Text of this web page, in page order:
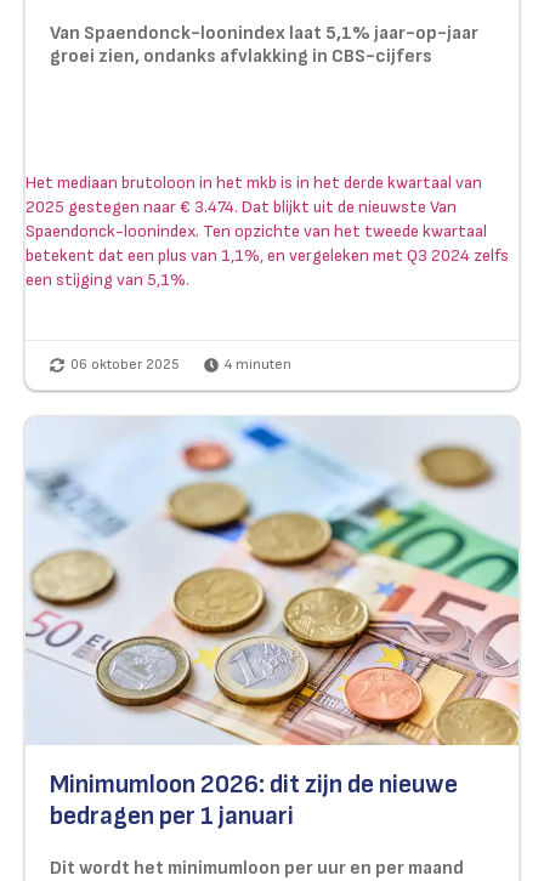
Van Spaendonck-loonindex laat 5,1% jaar-op-jaar
groei zien, ondanks afvlakking in CBS-cijfers
Het mediaan brutoloon in het mkb is in het derde kwartaal van
2025 gestegen naar € 3.474. Dat blijkt uit de nieuwste Van
Spaendonck-loonindex. Ten opzichte van het tweede kwartaal
betekent dat een plus van 1,1%, en vergeleken met Q3 2024 zelfs
een stijging van 5,1%.
06 oktober 2025 4 minuten
Minimumloon 2026: dit zijn de nieuwe
bedragen per 1 januari
Dit wordt het minimumloon per uur en per maand